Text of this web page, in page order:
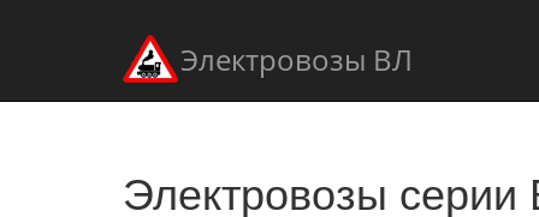
Электровозы ВЛ
Электровозы серии